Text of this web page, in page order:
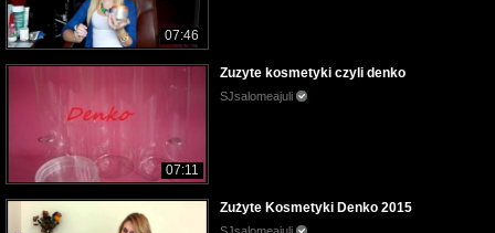
07:46
07:11
Zuzyte kosmetyki czyli denko
SJsalomeajuli
Zużyte Kosmetyki Denko 2015